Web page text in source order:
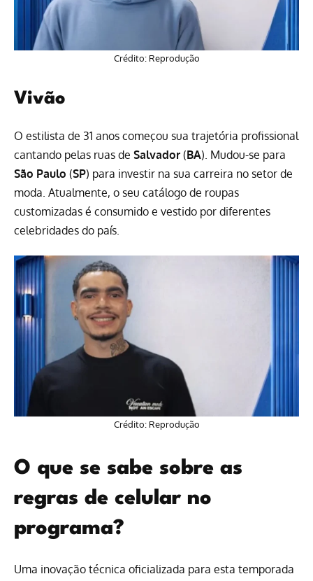
Crédito: Reprodução
Vivão
O estilista de 31 anos começou sua trajetória profissional
cantando pelas ruas de Salvador (BA). Mudou-se para
São Paulo (SP) para investir na sua carreira no setor de
moda. Atualmente, o seu catálogo de roupas
customizadas é consumido e vestido por diferentes
celebridades do país.
Crédito: Reprodução
O que se sabe sobre as
regras de celular no
programa?
Uma inovação técnica oficializada para esta temporada